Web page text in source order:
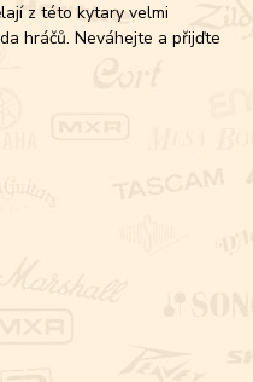
z této kytary velmi
hráčů. Neváhejte a přijďte